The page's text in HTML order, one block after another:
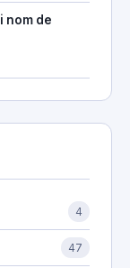
nom de
4
47